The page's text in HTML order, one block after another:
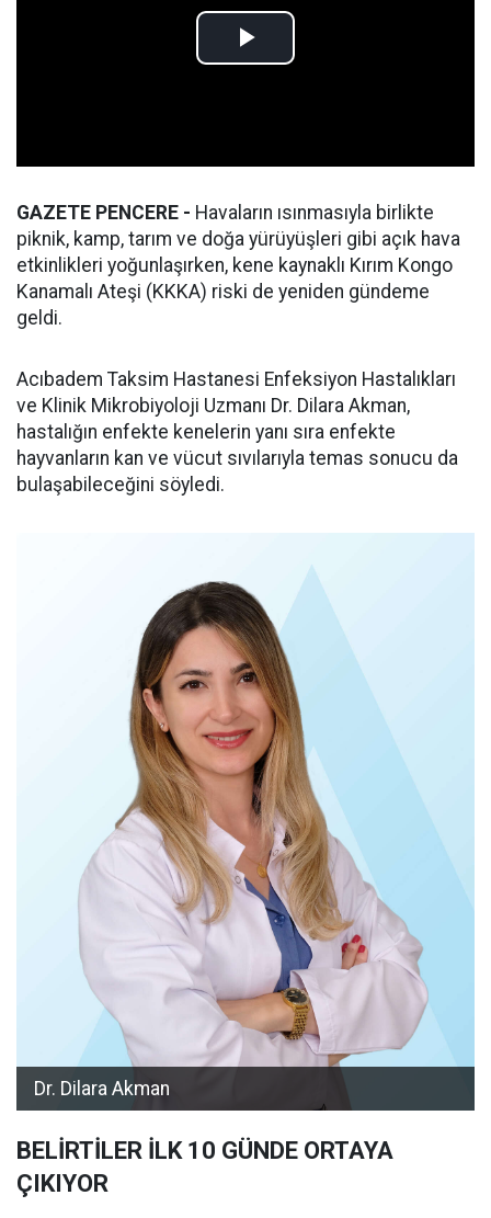
GAZETE PENCERE - Havaların ısınmasıyla birlikte
piknik, kamp, tarım ve doğa yürüyüşleri gibi açık hava
etkinlikleri yoğunlaşırken, kene kaynaklı Kırım Kongo
Kanamalı Ateşi (KKKA) riski de yeniden gündeme
geldi.
Acıbadem Taksim Hastanesi Enfeksiyon Hastalıkları
ve Klinik Mikrobiyoloji Uzmanı Dr. Dilara Akman,
hastalığın enfekte kenelerin yanı sıra enfekte
hayvanların kan ve vücut sıvılarıyla temas sonucu da
bulaşabileceğini söyledi.
Dr. Dilara Akman
BELİRTİLER İLK 10 GÜNDE ORTAYA
ÇIKIYOR